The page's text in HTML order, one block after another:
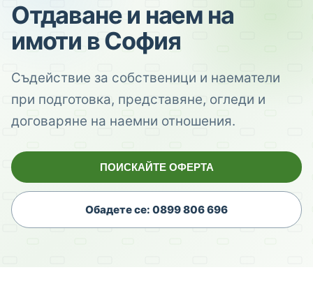
Отдаване и наем на
имоти в София
Съдействие за собственици и наематели
при подготовка, представяне, огледи и
договаряне на наемни отношения.
ПОИСКАЙТЕ ОФЕРТА
Обадете се: 0899 806 696